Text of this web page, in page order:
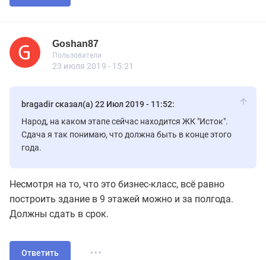
Goshan87
Goshan87
Пользователи
Новичок
Пользователи
7 сообщений
23 июля 2019 - 15:21
bragadir сказал(а) 22 Июл 2019 - 11:52:
Народ, на каком этапе сейчас находится ЖК "Исток".
Сдача я так понимаю, что должна быть в конце этого
года.
Несмотря на то, что это бизнес-класс, всё равно
построить здание в 9 этажей можно и за полгода.
Должны сдать в срок.
Ответить ...